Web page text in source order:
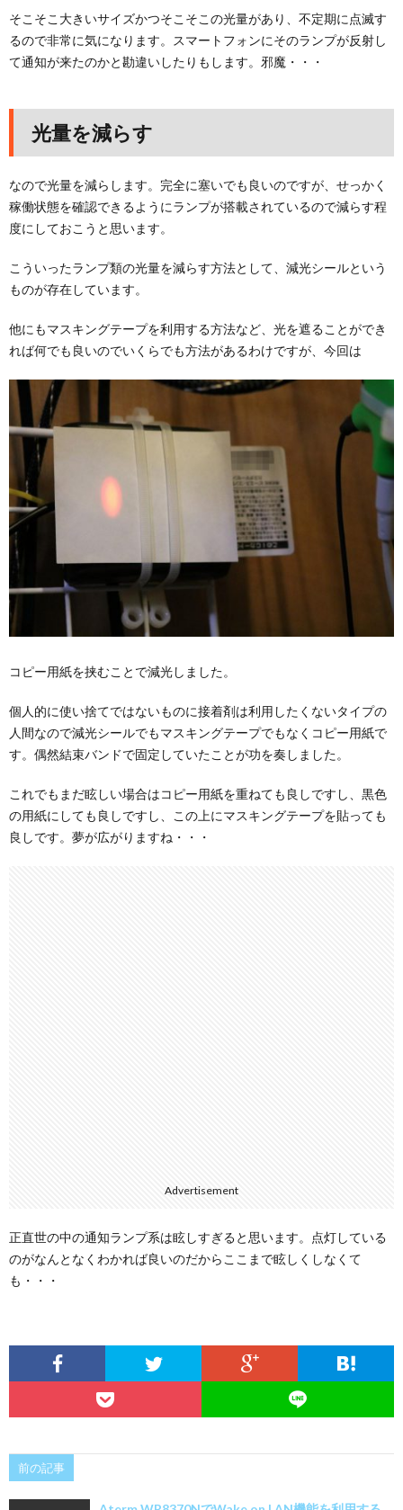
そこそこ大きいサイズかつそこそこの光量があり、不定期に点滅す
るので非常に気になります。スマートフォンにそのランプが反射し
て通知が来たのかと勘違いしたりもします。邪魔・・・
光量を減らす
なので光量を減らします。完全に塞いでも良いのですが、せっかく
稼働状態を確認できるようにランプが搭載されているので減らす程
度にしておこうと思います。
こういったランプ類の光量を減らす方法として、減光シールという
ものが存在しています。
他にもマスキングテープを利用する方法など、光を遮ることができ
れば何でも良いのでいくらでも方法があるわけですが、今回は
コピー用紙を挟むことで減光しました。
個人的に使い捨てではないものに接着剤は利用したくないタイプの
人間なので減光シールでもマスキングテープでもなくコピー用紙で
す。偶然結束バンドで固定していたことが功を奏しました。
これでもまだ眩しい場合はコピー用紙を重ねても良しですし、黒色
の用紙にしても良しですし、この上にマスキングテープを貼っても
良しです。夢が広がりますね・・・
Advertisement
正直世の中の通知ランプ系は眩しすぎると思います。点灯している
のがなんとなくわかれば良いのだからここまで眩しくしなくて
も・・・
前の記事